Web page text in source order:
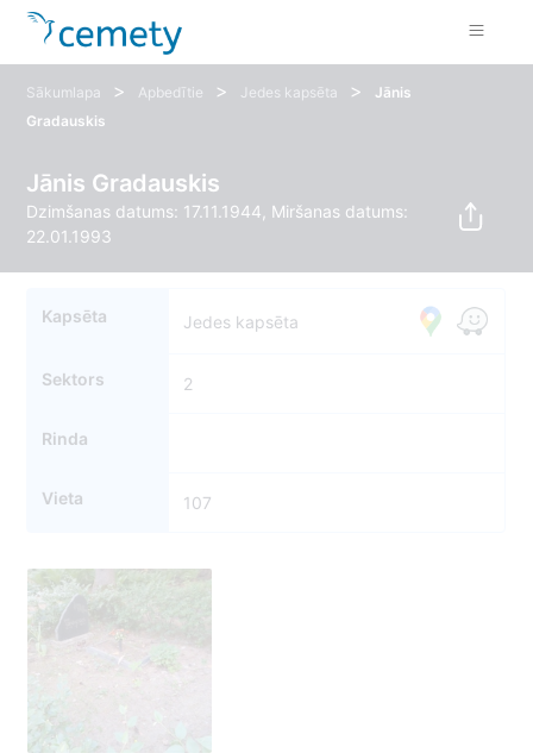
Sākumlapa > Apbedītie > Jedes kapsēta >
Jānis
Gradauskis
Jānis Gradauskis
Dzimšanas datums: 17.11.1944, Miršanas datums:
22.01.1993
Kapsēta Jedes kapsēta
Sektors 2
Rinda
Vieta 107